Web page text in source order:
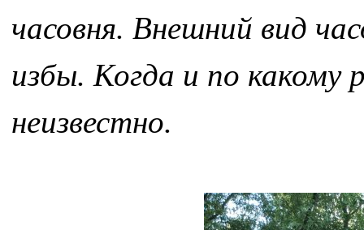
часовня. Внешний вид
избы. Когда и по какому
неизвестно.